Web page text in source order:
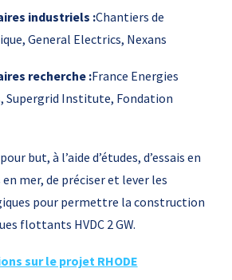
industriels :Chantiers de
General Electrics, Nexans
recherche :France Energies
Supergrid Institute, Fondation
but, à l’aide d’études, d’essais en
en mer, de préciser et lever les
pour permettre la construction
flottants HVDC 2 GW.
sur le projet RHODE